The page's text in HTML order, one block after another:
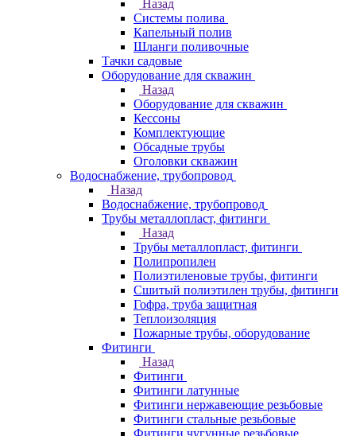
Назад
Системы полива
Капельный полив
Шланги поливочные
Тачки садовые
Оборудование для скважин
Назад
Оборудование для скважин
Кессоны
Комплектующие
Обсадные трубы
Оголовки скважин
Водоснабжение, трубопровод
Назад
Водоснабжение, трубопровод
Трубы металлопласт, фитинги
Назад
Трубы металлопласт, фитинги
Полипропилен
Полиэтиленовые трубы, фитинги
Сшитый полиэтилен трубы, фитинги
Гофра, труба защитная
Теплоизоляция
Пожарные трубы, оборудование
Фитинги
Назад
Фитинги
Фитинги латунные
Фитинги нержавеющие резьбовые
Фитинги стальные резьбовые
Фитинги чугунные резьбовые